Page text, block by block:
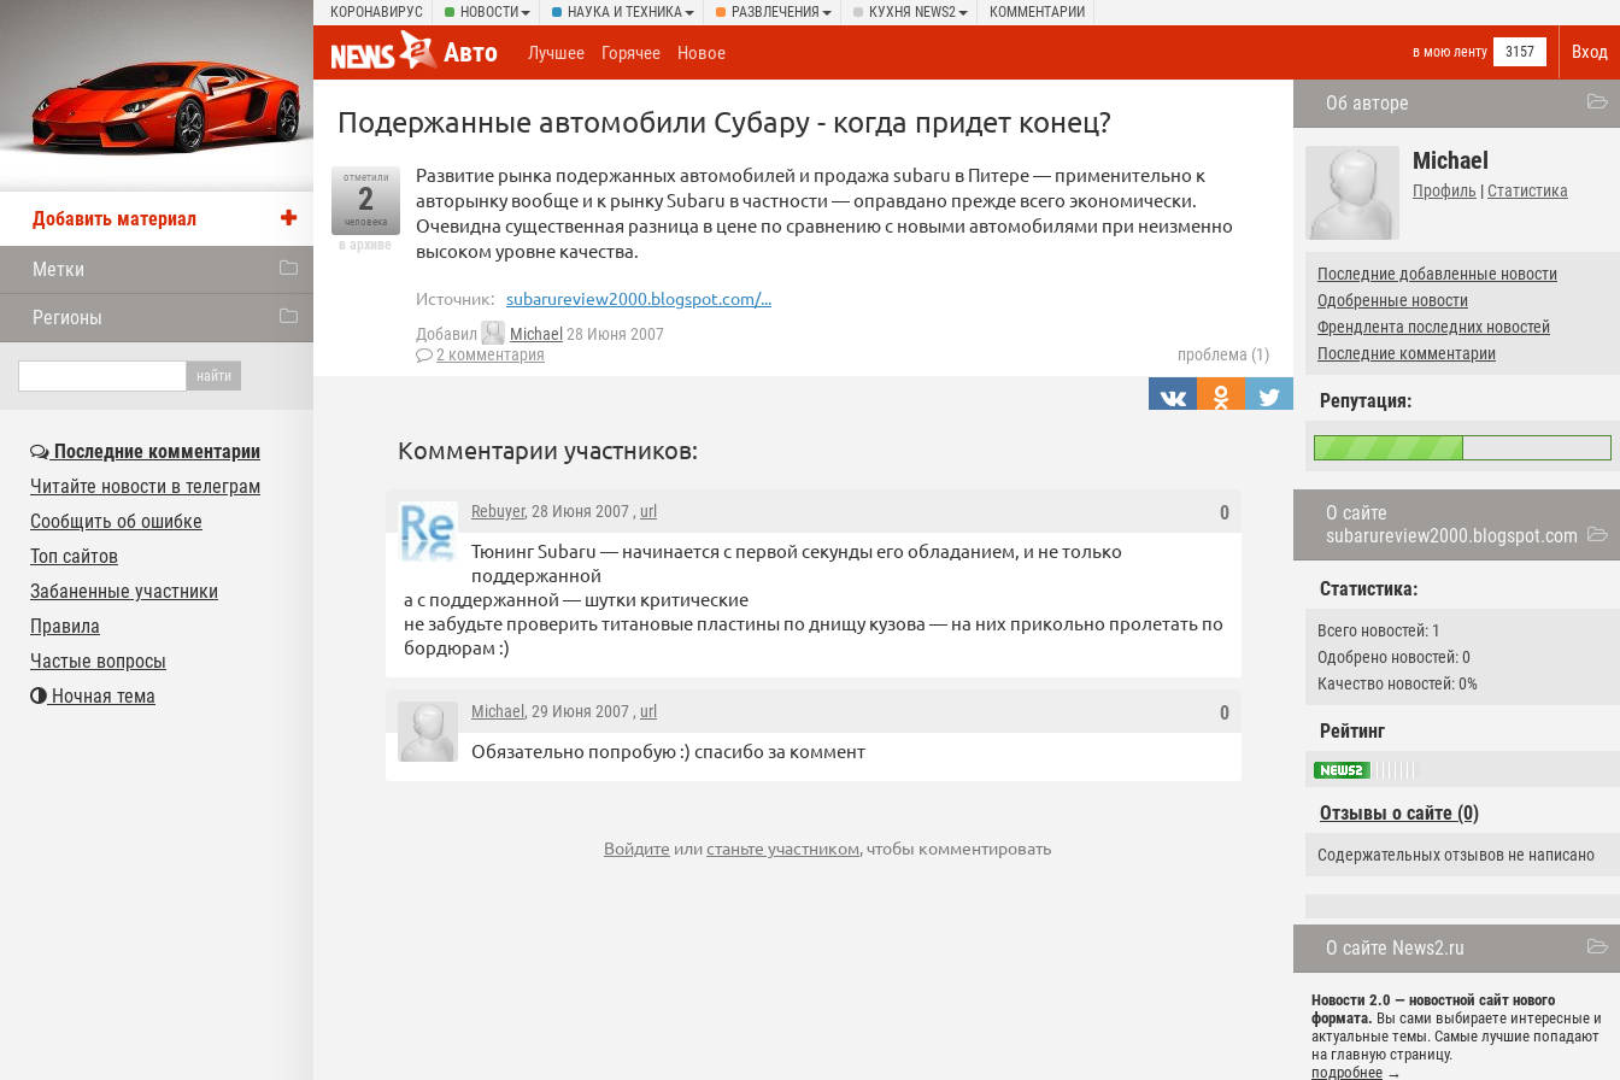
КОРОНАВИРУС НОВОСТИ НАУКА И ТЕХНИКА РАЗВЛЕЧЕНИЯ КУХНЯ NEWS2 КОММЕНТАРИИ
Вход
Авто в мою ленту 3157
Лучшее Горячее Новое
Об авторе
Michael
Профиль | Статистика
Последние добавленные новости
Одобренные новости
Френдлента последних новостей
Последние комментарии
Репутация:
О сайте
subarureview2000.blogspot.com
Статистика:
Всего новостей: 1
Одобрено новостей: 0
Качество новостей: 0%
Рейтинг
Отзывы о сайте (0)
Содержательных отзывов не написано
О сайте News2.ru
Новости 2.0 — новостной сайт нового
формата. Вы сами выбираете интересные и
актуальные темы. Самые лучшие попадают
на главную страницу.
подробнее →
Подержанные автомобили Субару - когда придет конец?
отметили
2
человека
в архиве
Развитие рынка подержанных автомобилей и продажа subaru в Питере — применительно к
авторынку вообще и к рынку Subaru в частности — оправдано прежде всего экономически.
Очевидна существенная разница в цене по сравнению с новыми автомобилями при неизменно
высоком уровне качества.
Источник: subarureview2000.blogspot.com/...
Добавил Michael 28 Июня 2007
2 комментария
проблема (1)
Комментарии участников:
0
Rebuyer, 28 Июня 2007 , url
Тюнинг Subaru — начинается с первой секунды его обладанием, и не только
поддержанной
а с поддержанной — шутки критические
не забудьте проверить титановые пластины по днищу кузова — на них прикольно пролетать по
бордюрам :)
0
Michael , 29 Июня 2007 , url
Обязательно попробую :) спасибо за коммент
Войдите илистаньте участником, чтобы комментировать
Добавить материал
Метки
Регионы
Последние комментарии
Читайте новости в телеграм
Сообщить об ошибке
Топ сайтов
Забаненные участники
Правила
Частые вопросы
Ночная тема